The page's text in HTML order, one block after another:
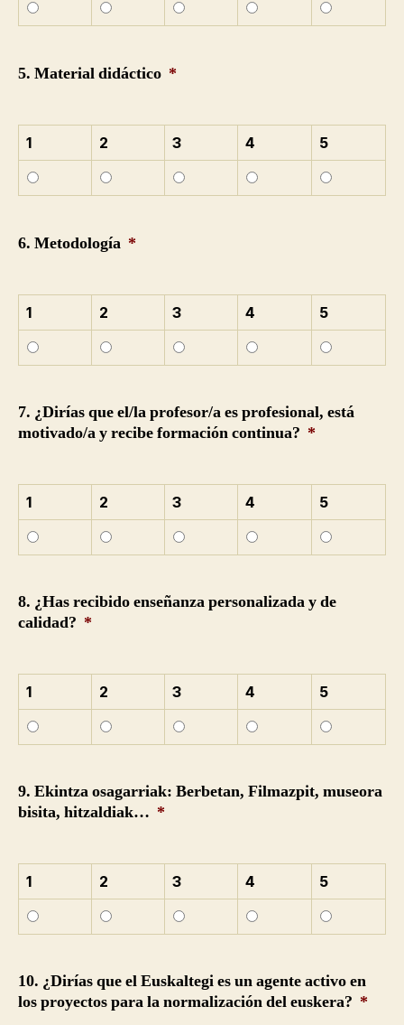
5. Material didáctico *
1 2 3 4 5
6. Metodología *
1 2 3 4 5
7. ¿Dirías que el/la profesor/a es profesional, está
motivado/a y recibe formación continua? *
1 2 3 4 5
8. ¿Has recibido enseñanza personalizada y de
calidad? *
1 2 3 4 5
9. Ekintza osagarriak: Berbetan, Filmazpit, museora
bisita, hitzaldiak… *
1 2 3 4 5
10. ¿Dirías que el Euskaltegi es un agente activo en
los proyectos para la normalización del euskera? *